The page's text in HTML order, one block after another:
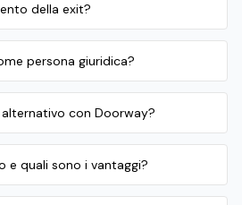
della exit?
persona giuridica?
alternativo con Doorway?
e quali sono i vantaggi?